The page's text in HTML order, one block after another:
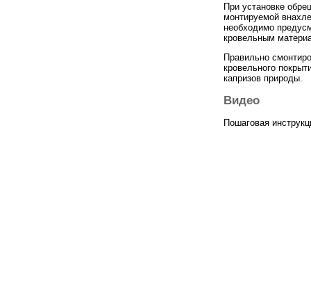
При установке
монтируемой
необходимо
кровельным
Правильно
кровельного
капризов природы.
Видео
Пошаговая